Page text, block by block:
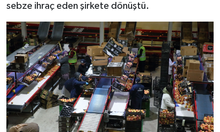
sebze ihraç eden şirkete dönüştü.